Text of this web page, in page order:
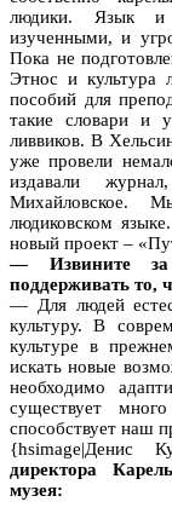
людики. Язык и
изученными, и
Пока не
Этнос и культура
пособий для
такие словари и
ливвиков. В
уже провели
издавали
Михайловское.
людиковском
новый проект –
— Извините
поддерживать то,
— Для людей
культуру. В
культуре в
искать новые
необходимо
существует
способствует наш
{hsimage|Денис
директора
музея: